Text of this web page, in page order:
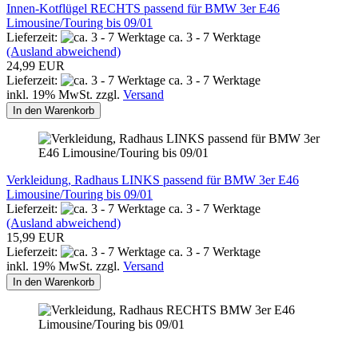
Innen-Kotflügel RECHTS passend für BMW 3er E46
Limousine/Touring bis 09/01
Lieferzeit:
ca. 3 - 7 Werktage
(Ausland abweichend)
24,99 EUR
Lieferzeit:
ca. 3 - 7 Werktage
inkl. 19% MwSt. zzgl. Versand
In den Warenkorb
Verkleidung, Radhaus LINKS passend für BMW 3er E46
Limousine/Touring bis 09/01
Lieferzeit:
ca. 3 - 7 Werktage
(Ausland abweichend)
15,99 EUR
Lieferzeit:
ca. 3 - 7 Werktage
inkl. 19% MwSt. zzgl. Versand
In den Warenkorb